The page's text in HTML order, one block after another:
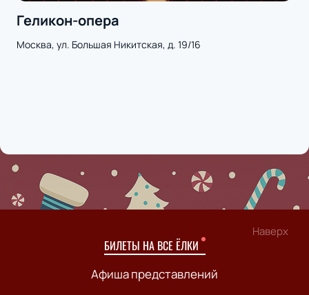
Геликон-опера
Москва, ул. Большая Никитская, д. 19/16
Наверх
БИЛЕТЫ НА ВСЕ ЁЛКИ
Афиша представлений